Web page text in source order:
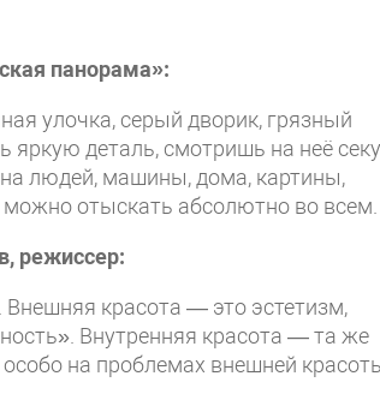
панорама»:
улочка, серый дворик, грязный
деталь, смотришь на неё
людей, машины, дома, картины,
отыскать абсолютно во всем.
режиссер:
красота — это эстетизм,
Внутренняя красота — та же
на проблемах внешней